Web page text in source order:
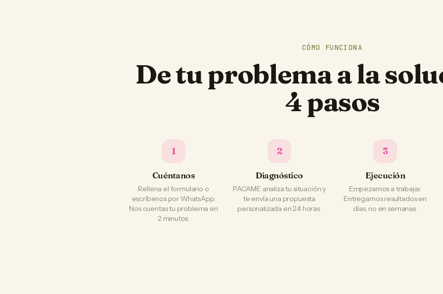
CÓMO FUNCIONA
De tu problema a la
4 pasos
1
Cuéntanos
Rellena el formulario o
escríbenos por WhatsApp.
Nos cuentas tu problema en
2 minutos.
2
Diagnóstico
PACAME analiza tu situación y
te envía una propuesta
personalizada en 24 horas.
3
Ejecución
Empezamos a trabajar.
Entregamos resultados en
días, no en semanas.